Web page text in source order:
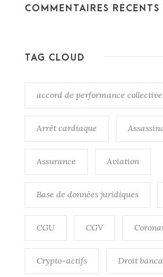
COMMENTAIRES RÉCENTS
TAG CLOUD
accord de performance collective
Arrêt cardiaque
Assurance Aviation
Base de données juridiques
CGU CGV
Crypto-actifs Droit